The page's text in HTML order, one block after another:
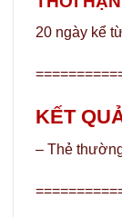
20 ngày kể
KẾT
– Thẻ